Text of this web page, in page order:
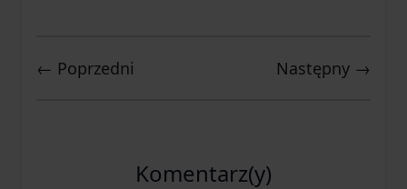
← Poprzedni Następny →
Komentarz(y)